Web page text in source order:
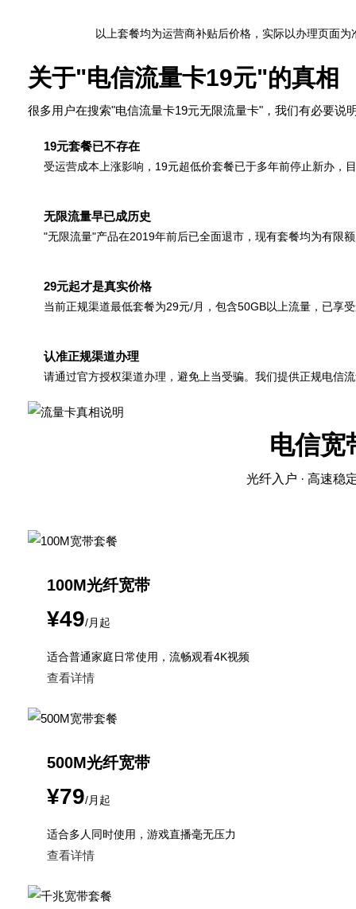
以上套餐均为运营商补贴后价格，实际以办理页面
关于"电信流量卡19元"的真相
很多用户在搜索"电信流量卡19元无限流量卡"，我们有必要说
19元套餐已不存在
受运营成本上涨影响，19元超低价套餐已于多年前停止新办，
无限流量早已成历史
"无限流量"产品在2019年前后已全面退市，现有套餐均为有限
29元起才是真实价格
当前正规渠道最低套餐为29元/月，包含50GB以上流量，已享
认准正规渠道办理
请通过官方授权渠道办理，避免上当受骗。我们提供正规电信
电信宽
光纤入户 · 高速稳
100M光纤宽带
¥49/月起
适合普通家庭日常使用，流畅观看4K视频
查看详情
500M光纤宽带
¥79/月起
适合多人同时使用，游戏直播毫无压力
查看详情